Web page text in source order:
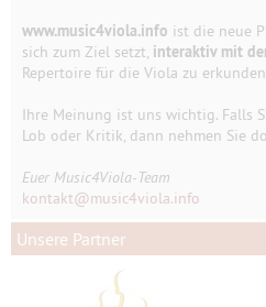
www.music4viola.info ist die neue
sich zum Ziel setzt, interaktiv mit
Repertoire für die Viola zu
Ihre Meinung ist uns wichtig. Falls
Lob oder Kritik, dann nehmen Sie
Euer Music4Viola-Team
kontakt@music4viola.info
Unsere Partner